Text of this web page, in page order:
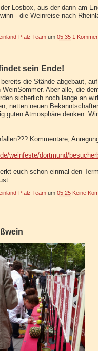
Losbox, aus der dann am
- die Weinreise nach
Pfalz Team um 05:35 1
sein Ende!
die Stände abgebaut,
Aber alle, die
sicherlich noch lange an
netten neuen
guten Atmosphäre denken.
Kommentare,
weinfeste/dortmund/
euch schon einmal den
Pfalz Team um 05:25 Keine